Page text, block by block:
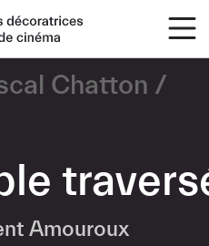
Chatton
Amouroux